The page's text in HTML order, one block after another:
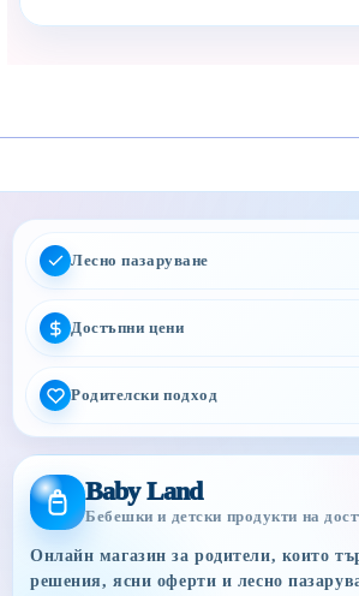
Лесно пазаруване
Достъпни цени
Родителски подход
Baby Land
Бебешки и детски продукти на
Онлайн магазин за родители, които
решения, ясни оферти и лесно